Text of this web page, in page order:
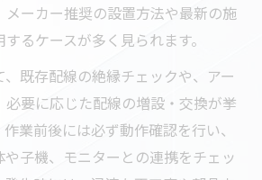
メーカー推奨の設置方法や最新の施
るケースが多く見られます。
既存配線の絶縁チェックや、アー
必要に応じた配線の増設・交換が挙
業前後には必ず動作確認を行い、
子機、モニターとの連携をチェッ